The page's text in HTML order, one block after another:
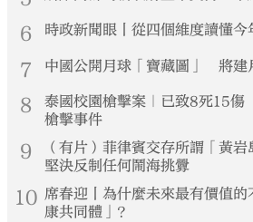
6 時政新聞眼丨從四個維度讀懂
7 中國公開月球「寶藏圖」 將建
8
泰國校園槍擊案｜已致8死15
槍擊事件
9
（有片）菲律賓交存所謂「黃
堅決反制任何鬧海挑釁
10 席春迎丨為什麼未來最有價值
康共同體」？